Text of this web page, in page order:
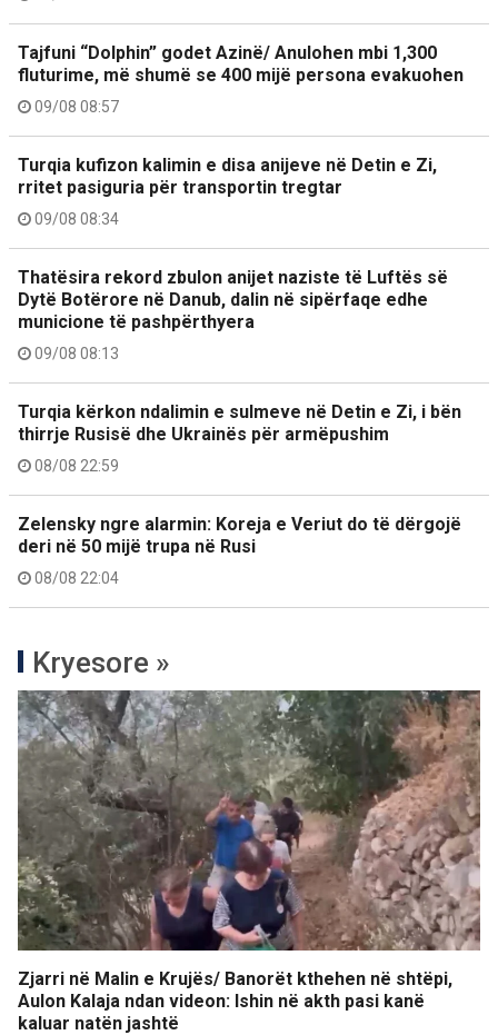
Tajfuni “Dolphin” godet Azinë/ Anulohen mbi 1,300
fluturime, më shumë se 400 mijë persona evakuohen
09/08 08:57
Turqia kufizon kalimin e disa anijeve në Detin e Zi,
rritet pasiguria për transportin tregtar
09/08 08:34
Thatësira rekord zbulon anijet naziste të Luftës së
Dytë Botërore në Danub, dalin në sipërfaqe edhe
municione të pashpërthyera
09/08 08:13
Turqia kërkon ndalimin e sulmeve në Detin e Zi, i bën
thirrje Rusisë dhe Ukrainës për armëpushim
08/08 22:59
Zelensky ngre alarmin: Koreja e Veriut do të dërgojë
deri në 50 mijë trupa në Rusi
08/08 22:04
Kryesore »
Zjarri në Malin e Krujës/ Banorët kthehen në shtëpi,
Aulon Kalaja ndan videon: Ishin në akth pasi kanë
kaluar natën jashtë